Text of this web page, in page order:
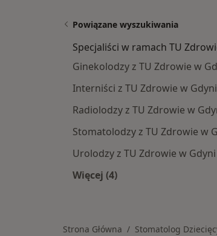
Powiązane wyszukiwania
Specjaliści w ramach TU
Ginekolodzy z TU Zdrowie w
Interniści z TU Zdrowie w Gdyni
Radiolodzy z TU Zdrowie w
Stomatolodzy z TU Zdrowie w
Urolodzy z TU Zdrowie w Gdyni
Więcej (4)
Strona Główna Stomatolog